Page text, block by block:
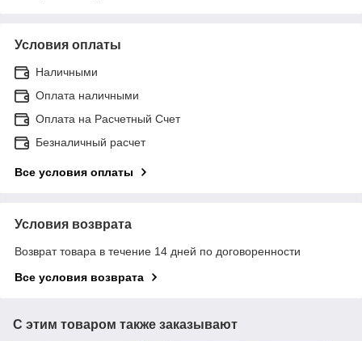
Условия оплаты
Наличными
Оплата наличными
Оплата на Расчетный Счет
Безналичный расчет
Все условия оплаты
Условия возврата
Возврат товара в течение 14 дней по договоренности
Все условия возврата
С этим товаром также заказывают